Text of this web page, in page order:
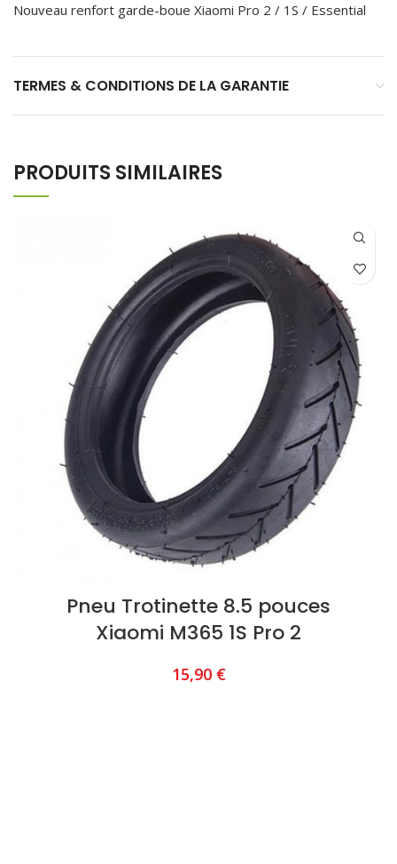
Nouveau renfort garde-boue Xiaomi Pro 2 / 1S / Essential
TERMES & CONDITIONS DE LA GARANTIE
PRODUITS SIMILAIRES
Pneu Trotinette 8.5 pouces
Xiaomi M365 1S Pro 2
15,90 €